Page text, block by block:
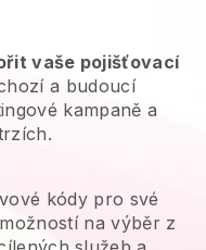
vaše pojišťovací
a budoucí
kampaně a
kódy pro své
na výběr z